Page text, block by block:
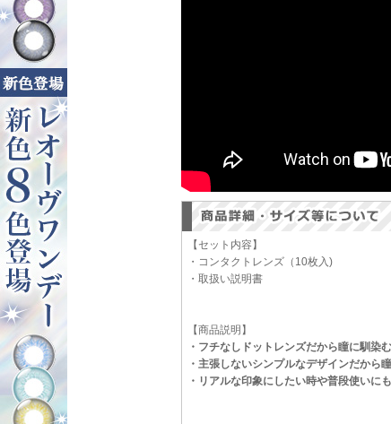
【セット内容】
・コンタクトレンズ（10枚入)
・取扱い説明書
【商品説明】
・フチなしドットレンズだから瞳に馴染む
・主張しないシンプルなデザインだから
・リアルな印象にしたい時や普段使いに